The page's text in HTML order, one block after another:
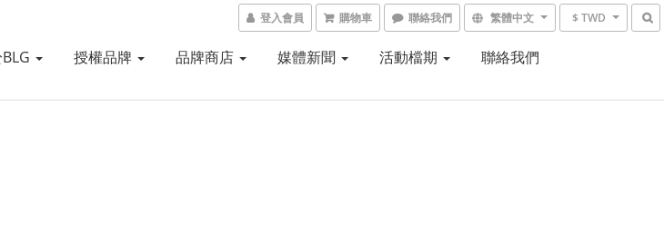
登入會員 購物車 聯絡我們 繁體中文 $ TWD
授權品牌 品牌商店 媒體新聞 活動檔期 聯絡我們